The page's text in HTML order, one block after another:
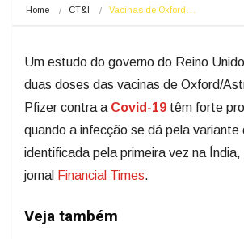
Home CT&I Vacinas de Oxford…
Um estudo do governo do Reino
duas doses das vacinas de Oxford/
Pfizer contra a Covid-19 têm forte
quando a infecção se dá pela variante
identificada pela primeira vez na Índia,
jornal Financial Times.
Veja também